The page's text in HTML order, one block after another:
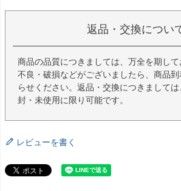
返品・交換につい
商品の品質につきましては、万全を期し
不良・破損などがございましたら、商品
らせください。返品・交換につきまして
封・未使用に限り可能です。
レビューを書く